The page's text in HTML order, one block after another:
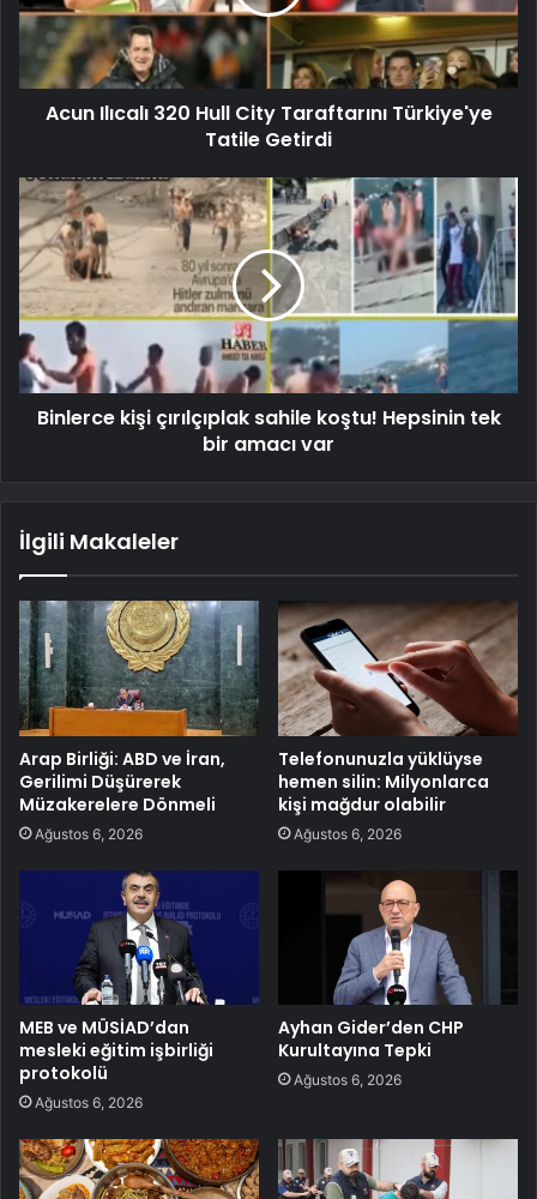
Acun Ilıcalı 320 Hull City Taraftarını Türkiye'ye
Tatile Getirdi
Binlerce kişi çırılçıplak sahile koştu! Hepsinin tek
bir amacı var
İlgili Makaleler
Arap Birliği: ABD ve İran,
Gerilimi Düşürerek
Müzakerelere Dönmeli
Ağustos 6, 2026
Telefonunuzla yüklüyse
hemen silin: Milyonlarca
kişi mağdur olabilir
Ağustos 6, 2026
MEB ve MÜSİAD’dan
mesleki eğitim işbirliği
protokolü
Ağustos 6, 2026
Ayhan Gider’den CHP
Kurultayına Tepki
Ağustos 6, 2026